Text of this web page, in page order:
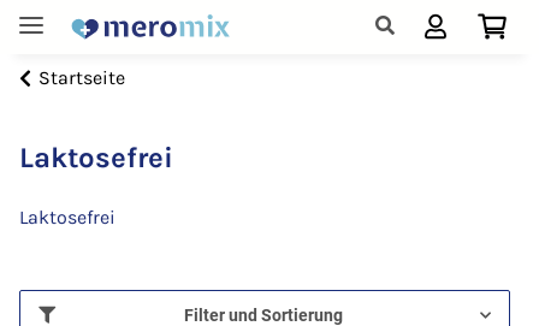
Startseite
Laktosefrei
Laktosefrei
Filter und Sortierung